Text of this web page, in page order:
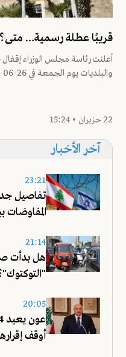
قريبًا عطلة رسمية… متى؟
أعلنت رئاسة مجلس الوزراء
والبلديات يوم الجمعة في 26-06-2026، وذلك لمناسبة ذكرى...
22 حزيران • 15:24
آخر الأخبار
23:21
تفاصيل
المفاوضات
21:14
هل بدأت
20:05
أوقف